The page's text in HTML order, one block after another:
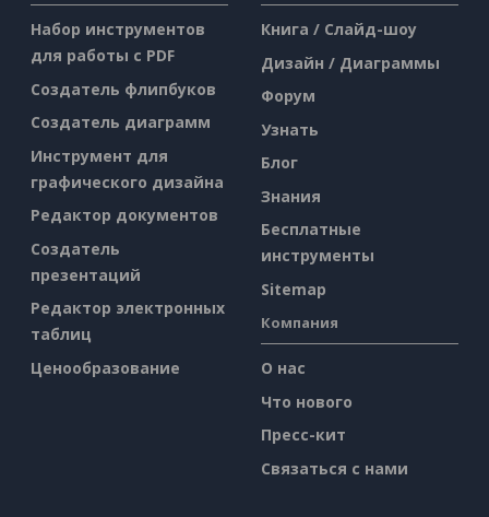
Набор инструментов
для работы с PDF
Создатель флипбуков
Создатель диаграмм
Инструмент для
графического дизайна
Редактор документов
Создатель
презентаций
Редактор электронных
таблиц
Ценообразование
Книга / Слайд-шоу
Дизайн / Диаграммы
Форум
Узнать
Блог
Знания
Бесплатные
инструменты
Sitemap
Компания
О нас
Что нового
Пресс-кит
Связаться с нами